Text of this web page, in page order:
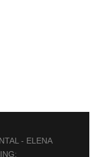
- ELENA